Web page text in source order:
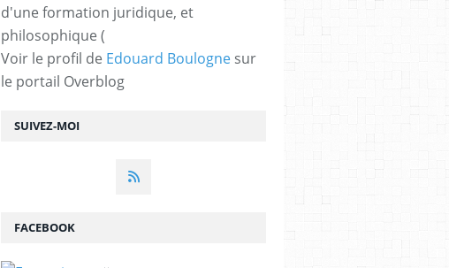
SUIVEZ-MOI
d'une formation juridique, et
philosophique (
Voir le profil de Edouard Boulogne sur
le portail Overblog
FACEBOOK